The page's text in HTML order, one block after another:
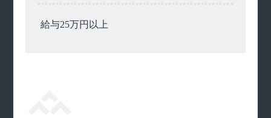
給与25万円以上